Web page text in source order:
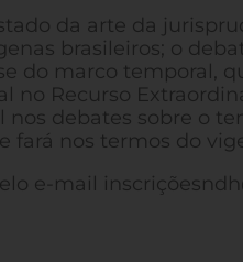
da arte da
brasileiros; o
do marco temporal,
Recurso
debates sobre o
fará nos termos do
e-mail inscriçõ